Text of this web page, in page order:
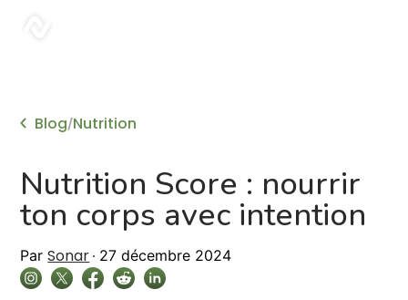
Blog/Nutrition
Nutrition Score : nourrir
ton corps avec intention
Par Sonar 27 décembre 2024